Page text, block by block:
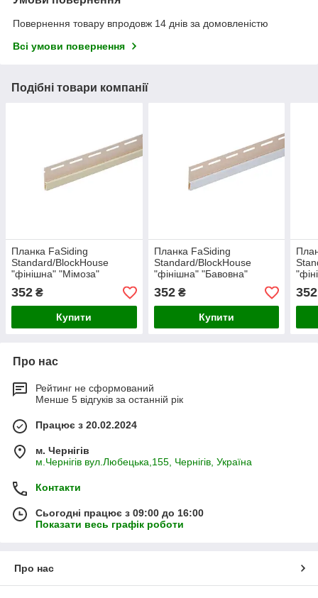
Повернення товару впродовж 14 днів за домовленістю
Всі умови повернення
Подібні товари компанії
Планка FaSiding
Standard/BlockHouse
"фінішна" "Мімоза"
352 ₴
Купити
Планка FaSiding
Standard/BlockHouse
"фінішна" "Бавовна"
352₴
Купити
352
Про нас
Рейтинг не сформований
Менше 5 відгуків за останній рік
Працює з 20.02.2024
м. Чернігів
м.Чернігів вул.Любецька,155, Чернігів, Україна
Контакти
Сьогодні працює з 09:00 до 16:00
Показати весь графік роботи
Про нас